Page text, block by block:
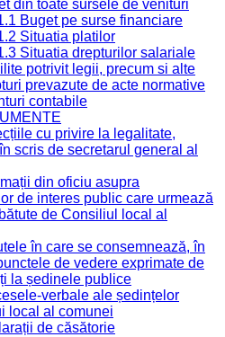
din toate sursele de venituri
Buget pe surse financiare
Situatia platilor
Situatia drepturilor salariale
potrivit legii, precum si alte
prevazute de acte normative
contabile
cu privire la legalitate,
scris de secretarul general al
din oficiu asupra
de interes public care urmează
de Consiliul local al
în care se consemnează, în
de vedere exprimate de
la ședinele publice
verbale ale ședințelor
local al comunei
de căsătorie